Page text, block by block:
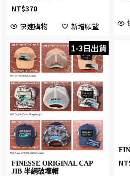
NT$370
快速購物
新增願望
1-3日出貨
FINESSE ORIGINAL CAP
JIB 半網破壞帽